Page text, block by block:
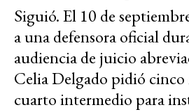
Siguió. El 10 de
a una defensora oficial
audiencia de juicio
Celia Delgado pidió
cuarto intermedio para